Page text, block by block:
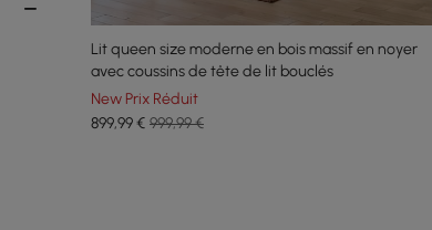
Lit queen size moderne en bois massif en noyer
avec coussins de tête de lit bouclés
New Prix Réduit
899,99€ 999,99 €